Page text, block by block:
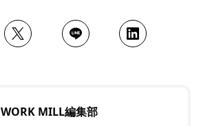
WORK MILL編集部